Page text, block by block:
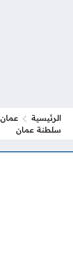
الرئيسية عمان
سلطنة عمان